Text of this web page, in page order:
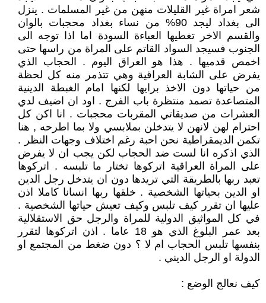
شعر امراة غير القليلات منهن من غير المسلمات . ينزل
الى بغداد ليجد 90% من نساء بغداد محجبات بالوان
والقسم الاخر تغطيها العباءة السودة اما اذا توجه الى
الجنوب فسيجد السواد القاتم على المراة من راسها حتى
اخمص قدميها . هذا هو العراق اليوم . الحجاب الذي
يفرض على الشابة العراقية وهي تتذمر منه كل لحظة
من حياتها دون الاخذ برايها لكنها امام الغبطة الدينية
المتصاعدة تصمد منتظرة باب الفرج . اود ان اضيف لدي
العشرات من صديقاتي المقربات محجبات . انا اكن كل
احترام لهن لانهن لا يتدخلن بملابسي ولا بما اطرحه , هنا
تكمن الديمقراطية نحن احبة رغم اختلاف وجهات النظر .
الذي اذكره انا لست ضد الحجاب لكن يجب ان لا يفرض
على المراة العراقية اتركوها تختار ما تلبسه . اتركوها
تعبد ربها بالطريقة التي تريدها دون ان يتدخل رجل الدين
او الدين بحياتها الشخصية . خلقها ربها انسانا كاملا اذن
عليها ان تقرر كيف تلبس وكيف تعيش حياتها الشخصية .
في كل المواثيق الدولية للمراة والرجل حق الاستقلالية
بعد عمر البلوغ الذي هو 18 عاما . اذن اتركوها لتقرر
بنفسها تلبس الحجاب ام لا ؟ دون ضغط من المجتمع او
الدولة او الرجل الديني .
كيف نعالج الوضع :